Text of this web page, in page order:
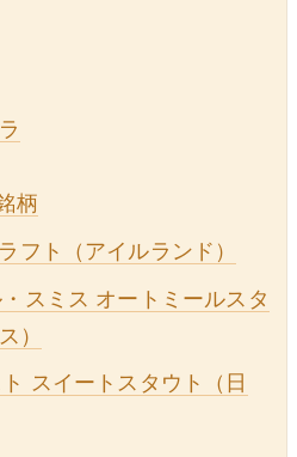
柄
フト（アイルランド）
スミス オートミールスタ
）
スイートスタウト（日